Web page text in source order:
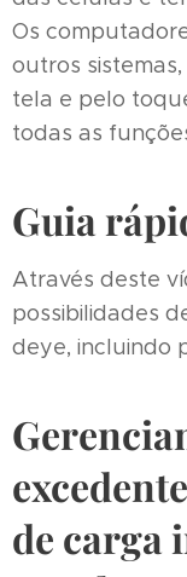
Os
outros
tela e pelo
todas as
Guia
Através deste
possibilidades
deye, incluindo
de carga